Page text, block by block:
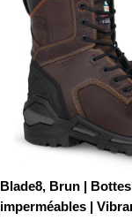
Blade8, Brun |
imperméables |